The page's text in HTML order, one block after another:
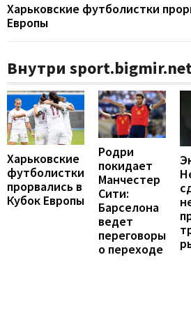
Харьковские футболистки
Европы
Внутри
Харьковские
футболистки
прорвались в
Кубок Европы
Родри
покидает
Манчестер
Сити:
Барселона
ведет
переговоры
о переходе